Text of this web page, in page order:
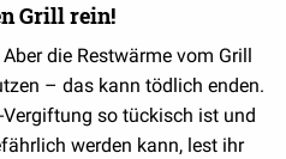
Grill rein!
die Restwärme vom Grill
– das kann tödlich enden.
so tückisch ist und
werden kann, lest ihr